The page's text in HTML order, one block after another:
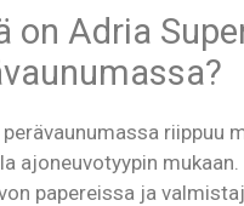
on Adria
riippuu
ajoneuvotyypin
papereissa ja